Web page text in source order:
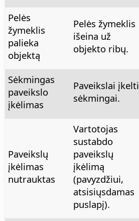
Pelės
žymeklis
palieka
objektą
Pelės žymeklis
išeina už
objekto ribų.
Sėkmingas
paveikslo
įkėlimas
Paveikslai įkelti
sėkmingai.
Paveikslų
įkėlimas
nutrauktas
Vartotojas
sustabdo
paveikslų
įkėlimą
(pavyzdžiui,
atsisiųsdamas
puslapį).